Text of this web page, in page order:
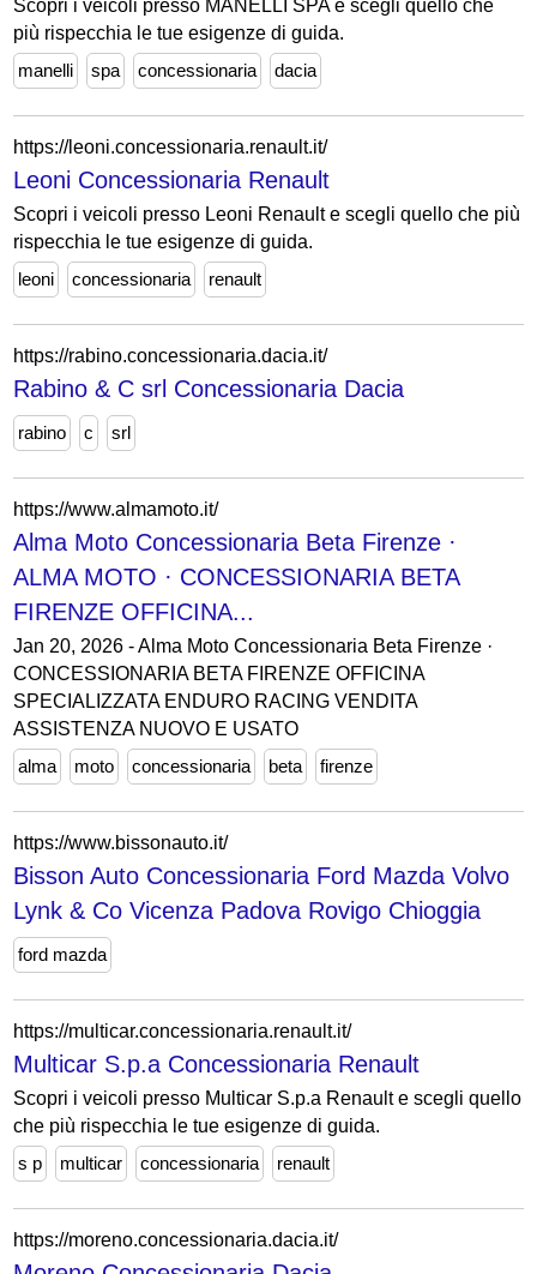
Scopri i veicoli presso MANELLI SPA e scegli quello che
più rispecchia le tue esigenze di guida.
manelli
spa concessionaria dacia
https://leoni.concessionaria.renault.it/
Leoni Concessionaria Renault
Scopri i veicoli presso Leoni Renault e scegli quello che più
rispecchia le tue esigenze di guida.
leoni
concessionaria renault
https://rabino.concessionaria.dacia.it/
Rabino & C srl Concessionaria Dacia
rabino c srl
https://www.almamoto.it/
Alma Moto Concessionaria Beta Firenze ·
ALMA MOTO · CONCESSIONARIA BETA
FIRENZE OFFICINA...
Jan 20, 2026 - Alma Moto Concessionaria Beta Firenze ·
CONCESSIONARIA BETA FIRENZE OFFICINA
SPECIALIZZATA ENDURO RACING VENDITA
ASSISTENZA NUOVO E USATO
alma
moto concessionaria beta firenze
https://www.bissonauto.it/
Bisson Auto Concessionaria Ford Mazda Volvo
Lynk & Co Vicenza Padova Rovigo Chioggia
ford mazda
https://multicar.concessionaria.renault.it/
Multicar S.p.a Concessionaria Renault
Scopri i veicoli presso Multicar S.p.a Renault e scegli quello
che più rispecchia le tue esigenze di guida.
s p
multicar concessionaria renault
https://moreno.concessionaria.dacia.it/